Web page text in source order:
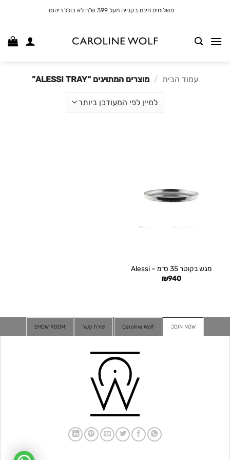
משלוחים חינם בקנייה מעל 399 ש"ח לא כולל ריהוט
עמוד הבית / מוצרים המתויגים “ALESSI TRAY”
מגש בקוטר 35 ס״מ – Alessi
₪940
JOIN NOW
Caroline Wolf יצירת קשר SHOW ROOM